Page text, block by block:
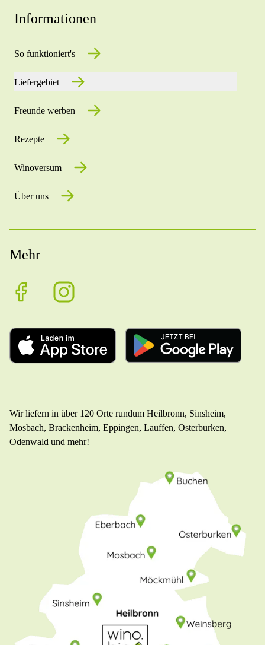
Informationen
So funktioniert's
Liefergebiet
Freunde werben
Rezepte
Winoversum
Über uns
Mehr
Wir liefern in über 120 Orte rundum Heilbronn, Sinsheim,
Mosbach, Brackenheim, Eppingen, Lauffen, Osterburken,
Odenwald und mehr!